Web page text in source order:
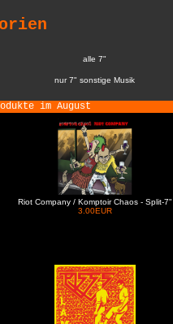
alle 7"
nur 7" sonstige Musik
im August
Riot Company / Komptoir Chaos - Split-7"
3.00EUR